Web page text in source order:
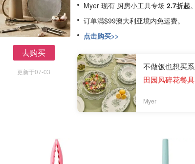
去购买
更新于07-03
Myer 现有 厨房小工具专场 2.7折起。
订单满$99澳大利亚境内免运费。
点击购买>>
不做饭也想买
田园风碎花餐
Myer